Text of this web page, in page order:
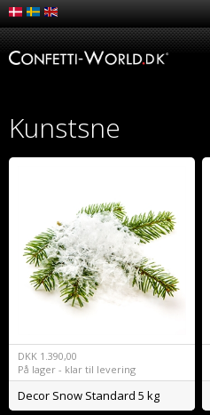
Kunstsne
DKK 1.390,00
På lager - klar til levering
Decor Snow Standard 5 kg